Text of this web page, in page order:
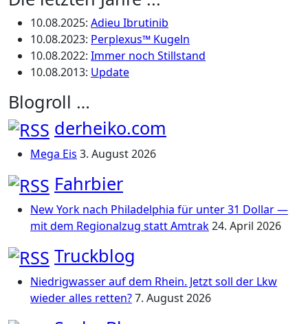
10.08.2025: Adieu Ibrutinib
10.08.2023: Perplexus™ Kugeln
10.08.2022: Immer noch Stillstand
10.08.2013: Update
Blogroll …
derheiko.com
Mega Eis 3. August 2026
Fahrbier
New York nach Philadelphia für unter 31 Dollar —
mit dem Regionalzug statt Amtrak24. April 2026
Truckblog
Niedrigwasser auf dem Rhein. Jetzt soll der Lkw
wieder alles retten?7. August 2026